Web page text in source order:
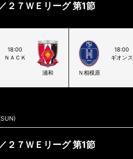
２７ＷＥリーグ 第1節
18:00
ＮＡＣＫ
浦和
18:00
ギオンス
Ｎ相模原
２７ＷＥリーグ 第1節